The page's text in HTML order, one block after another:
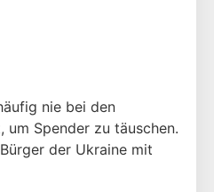
nie bei den
um Spender zu täuschen.
der Ukraine mit